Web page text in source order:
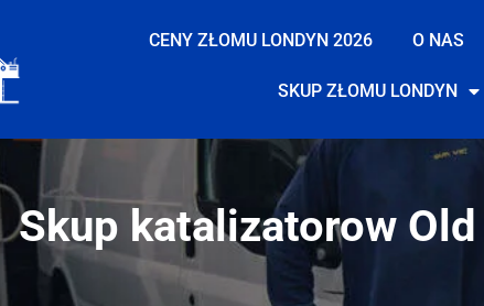
CENY ZŁOMU LONDYN 2026 O NAS
SKUP ZŁOMU LONDYN
Skup katalizatorow